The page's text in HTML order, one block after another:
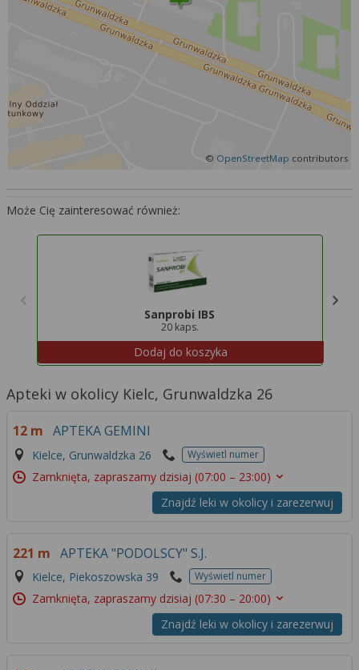
© OpenStreetMap contributors
Może Cię zainteresować również:
Sanprobi IBS
20 kaps.
Dodaj do koszyka
Apteki w okolicy Kielc, Grunwaldzka 26
12 m APTEKA GEMINI
Kielce, Grunwaldzka 26 Wyświetl numer
Zamknięta, zapraszamy dzisiaj (07:00 – 23:00)
Znajdź leki w okolicy i zarezerwuj
221 m APTEKA "PODOLSCY" S.J.
Kielce, Piekoszowska 39 Wyświetl numer
Zamknięta, zapraszamy dzisiaj (07:30 – 20:00)
Znajdź leki w okolicy i zarezerwuj
Więcej informacji na temat wykorzystywania
narzędzi zewnętrznych w naszym serwisie
Regulaminie Serwisu .